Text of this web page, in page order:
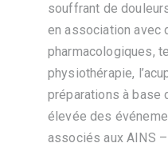
souffrant de
en association avec
pharmacologiques,
physiothérapie,
préparations à base
élevée des
associés aux AINS